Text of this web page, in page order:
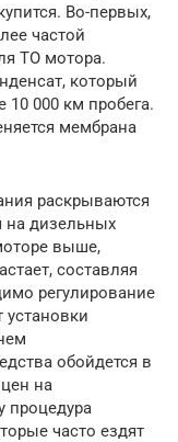
Во-первых,
частой
ТО мотора.
который
10 000 км пробега.
мембрана
раскрываются
на дизельных
выше,
составляя
регулирование
установки
обойдется в
на
процедура
часто ездят